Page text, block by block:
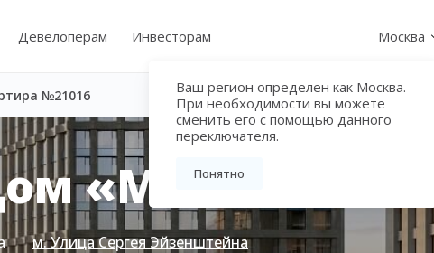
Девелоперам Инвесторам Москва
Ваш регион определен как Москва.
При необходимости вы можете
сменить его с помощью данного
переключателя.
Понятно
№21016
«МИРА»
м. Улица Сергея Эйзенштейна